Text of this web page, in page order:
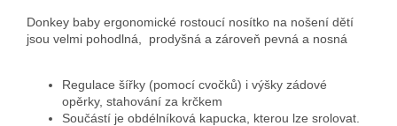
Donkey baby ergonomické rostoucí nosítko na nošení dětí
jsou velmi pohodlná, prodyšná a zároveň pevná a nosná
Regulace šířky (pomocí cvočků) i výšky zádové
opěrky, stahování za krčkem
Součástí je obdélníková kapucka, kterou lze srolovat.